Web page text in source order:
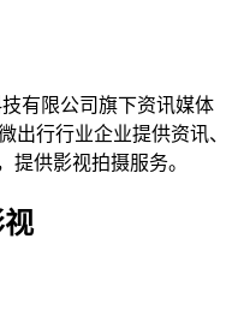
有限公司旗下资讯媒体
出行行业企业提供资讯、
提供影视拍摄服务。